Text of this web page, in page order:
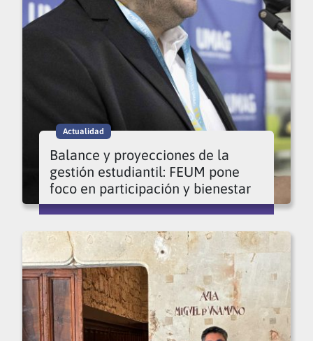
Actualidad
Balance y proyecciones de la
gestión estudiantil: FEUM pone
foco en participación y bienestar